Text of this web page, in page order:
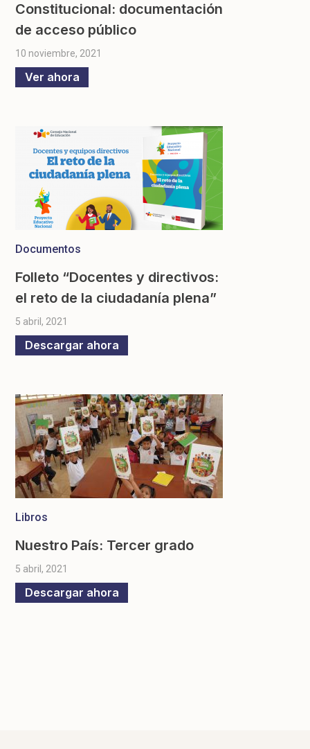
Constitucional: documentación
de acceso público
10 noviembre, 2021
Ver ahora
Documentos
Folleto “Docentes y directivos:
el reto de la ciudadanía plena”
5 abril, 2021
Descargar ahora
Libros
Nuestro País: Tercer grado
5 abril, 2021
Descargar ahora